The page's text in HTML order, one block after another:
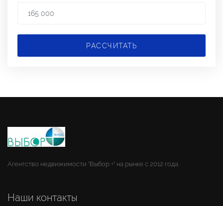
РАССЧИТАТЬ
Агентство недвижимости "Выбор +" на рынке с 2012 года.
Наши контакты